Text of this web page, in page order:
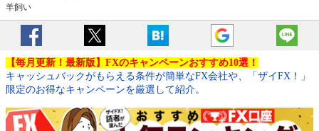
羊飼い
【毎月更新！最新版】FXのキャンペーンおすすめ10選！
キャッシュバックがもらえる条件が簡単なFX会社や、「ザイFX！」
限定のお得なキャンペーンを厳選して紹介。